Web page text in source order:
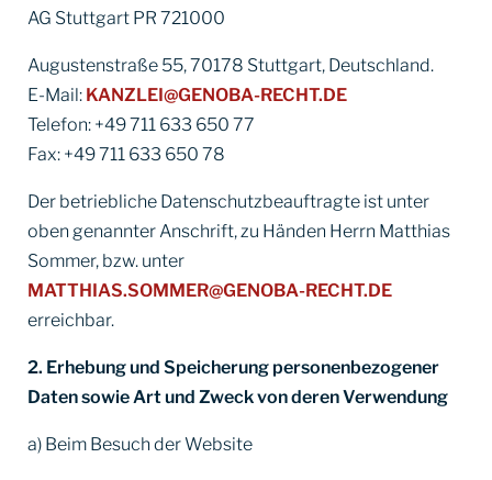
AG Stuttgart PR 721000
Augustenstraße 55, 70178 Stuttgart, Deutschland.
E-Mail: KANZLEI@GENOBA-RECHT.DE
Telefon: +49 711 633 650 77
Fax: +49 711 633 650 78
Der betriebliche Datenschutzbeauftragte ist unter
oben genannter Anschrift, zu Händen Herrn Matthias
Sommer, bzw. unter
MATTHIAS.SOMMER@GENOBA-RECHT.DE
erreichbar.
2. Erhebung und Speicherung personenbezogener
Daten sowie Art und Zweck von deren Verwendung
a) Beim Besuch der Website